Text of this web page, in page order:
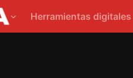
Herramientas digitales